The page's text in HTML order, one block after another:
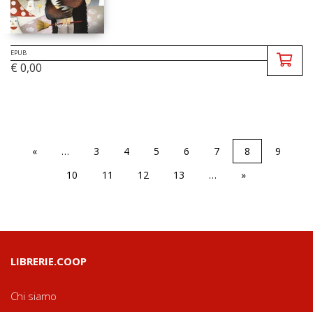
EPUB
€ 0,00
« … 3 4 5 6 7 8
9
10
11 12 13 … »
LIBRERIE.COOP
Chi siamo